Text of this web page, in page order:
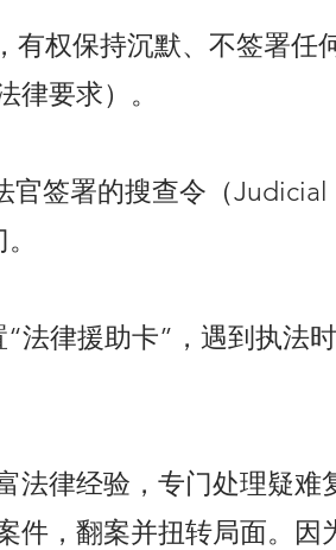
权保持沉默、不签署任
律要求）。
官签署的搜查令（Judicial
法律援助卡”，遇到执法
法律经验，专门处理疑难
件，翻案并扭转局面。因